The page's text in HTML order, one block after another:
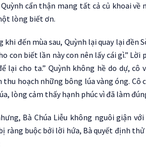
cẩn thận mang tất cả củ khoai
lòng biết ơn.
khi đến mùa sau, Quỳnh lại quay lại đền
con biết lần này con nên lấy cái gì.”
lại cho ta.” Quỳnh không hề do dự,
thu hoạch những bông lúa vàng óng.
lòng cảm thấy hạnh phúc vì đã làm
Bà Chúa Liễu không nguôi giận
ràng buộc bởi lời hứa, Bà quyết định